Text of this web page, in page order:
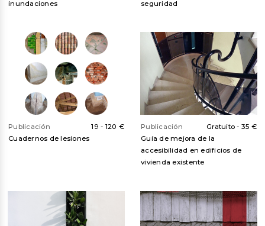
inundaciones
seguridad
Publicación 19 - 120 €
Cuadernos de lesiones
Publicación Gratuito - 35 €
Guía de mejora de la
accesibilidad en edificios de
vivienda existente